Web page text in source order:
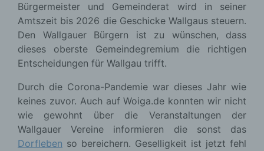
Bürgermeister und Gemeinderat wird in seiner
Amtszeit bis 2026 die Geschicke Wallgaus steuern.
Den Wallgauer Bürgern ist zu wünschen, dass
dieses oberste Gemeindegremium die richtigen
Entscheidungen für Wallgau trifft.
Durch die Corona-Pandemie war dieses Jahr wie
keines zuvor. Auch auf Woiga.de konnten wir nicht
wie gewohnt über die Veranstaltungen der
Wallgauer Vereine informieren die sonst das
Dorfleben so bereichern. Geselligkeit ist jetzt fehl